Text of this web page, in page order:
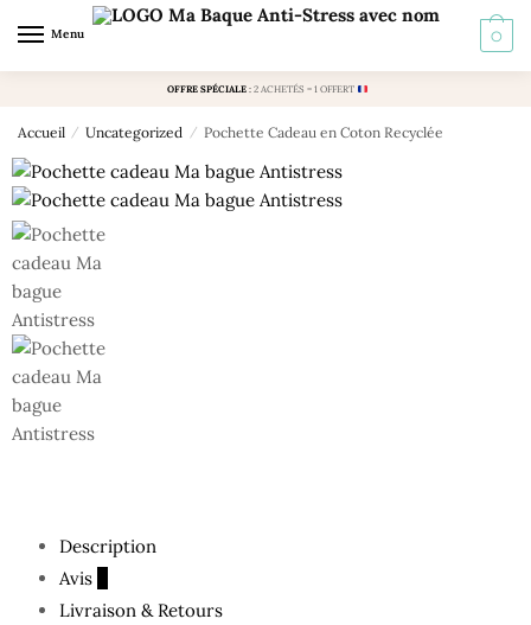
Skip to navigation
Skip to content
Menu 0
OFFRE SPÉCIALE:2 ACHETÉS = 1 OFFERT
Accueil / Uncategorized / Pochette Cadeau en Coton Recyclée
Description
Avis
Livraison & Retours